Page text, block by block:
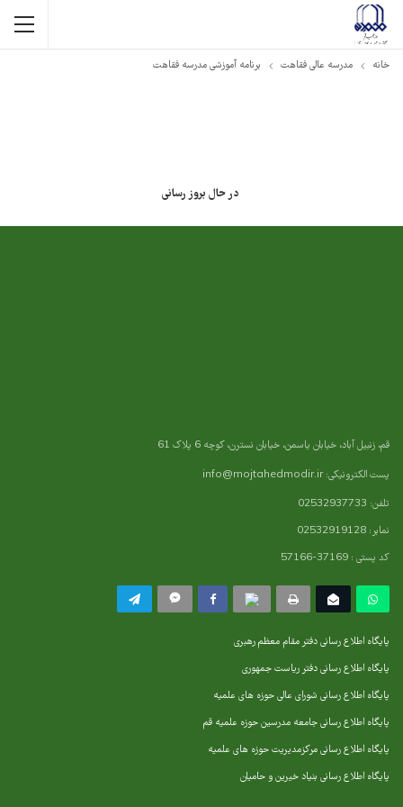
خانه مدرسه عالی فقاهت برنامه آموزشی مدرسه فقاهت
در حال بروز رسانی
قم، زنبیل آباد، خیابان یاسمن، خیابان نسترن، کوچه 6 پلاک 61
پست الکترونیکی:info@mojtahedmodir.ir
تلفن: 02532937733
نمابر: 02532919128
کد پستی : 37169-57166
پایگاه اطلاع رسانی دفتر مقام معظم رهبری
پایگاه اطلاع رسانی دفتر ریاست جمهوری
پایگاه اطلاع رسانی شورای عالی حوزه های علمیه
پایگاه اطلاع رسانی جامعه مدرسین حوزه علمیه قم
پایگاه اطلاع رسانی مرکزمدیریت حوزه های علمیه
پایگاه اطلاع رسانی بنیاد خیرین و حامیان